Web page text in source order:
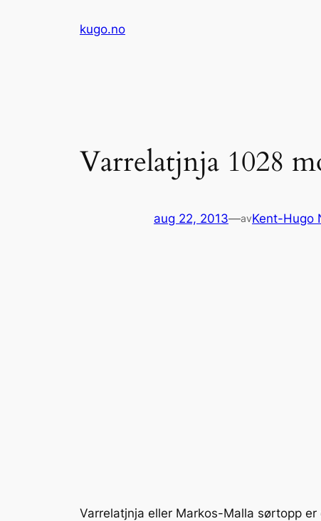
kugo.no
Varrelatjnja 1028
aug 22, 2013—avKent-Hugo
Varrelatjnja eller Markos-Malla sørtopp